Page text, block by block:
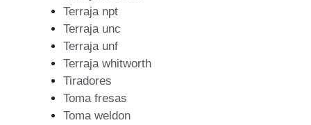
Terraja npt
Terraja unc
Terraja unf
Terraja whitworth
Tiradores
Toma fresas
Toma weldon